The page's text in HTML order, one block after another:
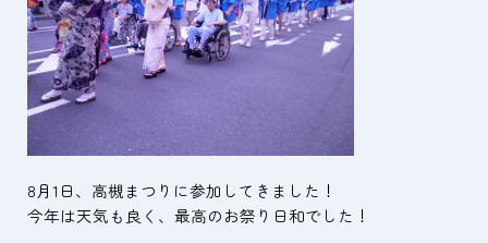
8月1日、高槻まつりに参加してきました！
今年は天気も良く、最高のお祭り日和でした！